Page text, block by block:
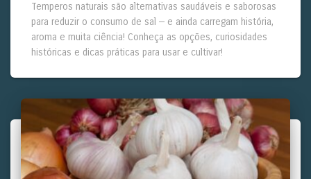
Temperos naturais são alternativas saudáveis e saborosas
para reduzir o consumo de sal — e ainda carregam história,
aroma e muita ciência! Conheça as opções, curiosidades
históricas e dicas práticas para usar e cultivar!